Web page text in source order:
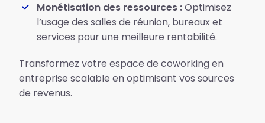
Monétisation des ressources :Optimisez
l’usage des salles de réunion, bureaux et
services pour une meilleure rentabilité.
Transformez votre espace de coworking en
entreprise scalable en optimisant vos sources
de revenus.